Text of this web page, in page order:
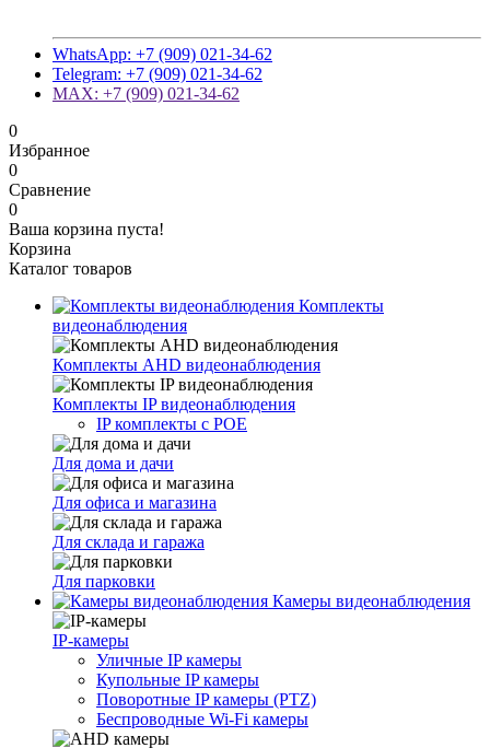
WhatsApp: +7 (909) 021-34-62
Telegram: +7 (909) 021-34-62
MAX: +7 (909) 021-34-62
0
Избранное
0
Сравнение
0
Ваша корзина пуста!
Корзина
Каталог товаров
Комплекты
видеонаблюдения
Комплекты AHD видеонаблюдения
Комплекты IP видеонаблюдения
IP комплекты с POE
Для дома и дачи
Для офиса и магазина
Для склада и гаража
Для парковки
Камеры видеонаблюдения
IP-камеры
Уличные IP камеры
Купольные IP камеры
Поворотные IP камеры (PTZ)
Беспроводные Wi-Fi камеры